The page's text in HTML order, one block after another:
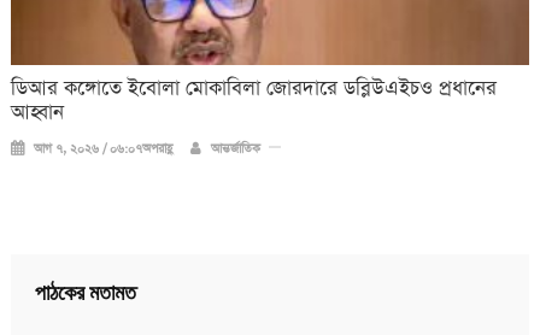
ডিআর কঙ্গোতে ইবোলা মোকাবিলা জোরদারে ডব্লিউএইচও প্রধানের
আহ্বান
আগ ৭, ২০২৬ / ০৬:০৭অপরাহ্ণ আন্তর্জাতিক
পাঠকের মতামত